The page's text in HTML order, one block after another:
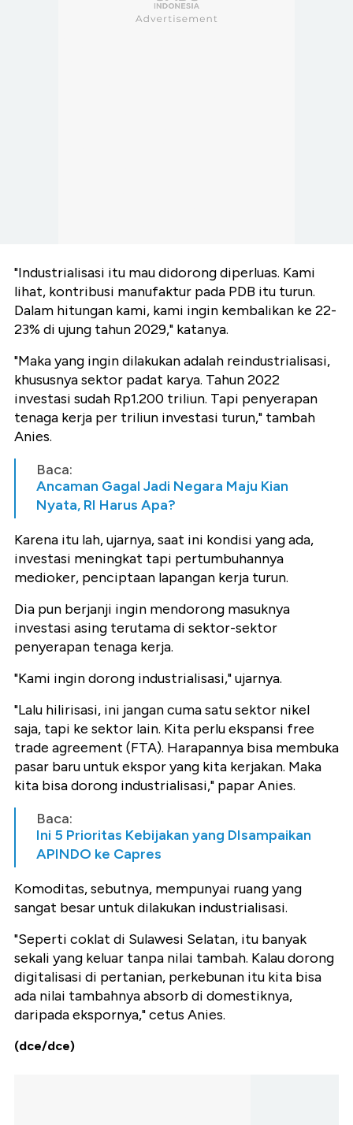
"Industrialisasi itu mau didorong diperluas. Kami
lihat, kontribusi manufaktur pada PDB itu turun.
Dalam hitungan kami, kami ingin kembalikan ke 22-
23% di ujung tahun 2029," katanya.
"Maka yang ingin dilakukan adalah reindustrialisasi,
khususnya sektor padat karya. Tahun 2022
investasi sudah Rp1.200 triliun. Tapi penyerapan
tenaga kerja per triliun investasi turun," tambah
Anies.
Baca:
Ancaman Gagal Jadi Negara Maju Kian
Nyata, RI Harus Apa?
Karena itu lah, ujarnya, saat ini kondisi yang ada,
investasi meningkat tapi pertumbuhannya
medioker, penciptaan lapangan kerja turun.
Dia pun berjanji ingin mendorong masuknya
investasi asing terutama di sektor-sektor
penyerapan tenaga kerja.
"Kami ingin dorong industrialisasi," ujarnya.
"Lalu hilirisasi, ini jangan cuma satu sektor nikel
saja, tapi ke sektor lain. Kita perlu ekspansi free
trade agreement (FTA). Harapannya bisa membuka
pasar baru untuk ekspor yang kita kerjakan. Maka
kita bisa dorong industrialisasi," papar Anies.
Baca:
Ini 5 Prioritas Kebijakan yang DIsampaikan
APINDO ke Capres
Komoditas, sebutnya, mempunyai ruang yang
sangat besar untuk dilakukan industrialisasi.
"Seperti coklat di Sulawesi Selatan, itu banyak
sekali yang keluar tanpa nilai tambah. Kalau dorong
digitalisasi di pertanian, perkebunan itu kita bisa
ada nilai tambahnya absorb di domestiknya,
daripada ekspornya," cetus Anies.
(dce/dce)